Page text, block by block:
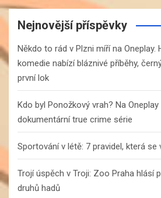
r
c
Nejnovější příspěvky
Někdo to rád v Plzni míří na Oneplay.
komedie nabízí bláznivé příběhy,
první lok
Kdo byl Ponožkový vrah? Na
dokumentární true crime série
Sportování v létě: 7 pravidel, která se
Trojí úspěch v Troji: Zoo Praha hlásí
druhů hadů